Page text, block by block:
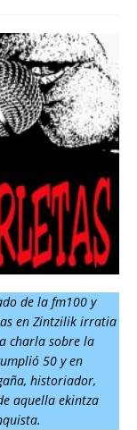
de la fm100 y
en Zintzilik irratia
charla sobre la
50 y en
historiador,
aquella ekintza